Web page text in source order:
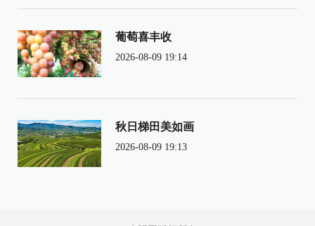
葡萄喜丰收
2026-08-09 19:14
秋日梯田美如画
2026-08-09 19:13